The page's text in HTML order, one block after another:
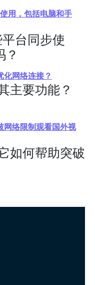
用，包括电脑和手
台同步使
？
化网络连接？
主要功能？
网络限制观看国外视
如何帮助突破